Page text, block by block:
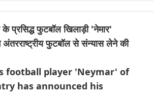
प्रसिद्ध फुटबॉल खिलाड़ी 'नेमार'
फुटबॉल से संन्यास लेने की
football player 'Neymar' of
has announced his